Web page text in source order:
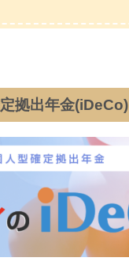
拠出年金(iDeCo)